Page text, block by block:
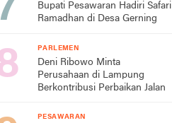
Bupati Pesawaran Hadiri Safari
Ramadhan di Desa Gerning
PARLEMEN
Deni Ribowo Minta
Perusahaan di Lampung
Berkontribusi Perbaikan Jalan
PESAWARAN